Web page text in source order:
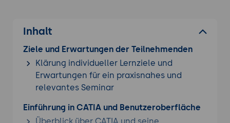
Inhalt
Ziele und Erwartungen der Teilnehmenden
Klärung individueller Lernziele und
Erwartungen für ein praxisnahes und
relevantes Seminar
Einführung in CATIA und Benutzeroberfläche